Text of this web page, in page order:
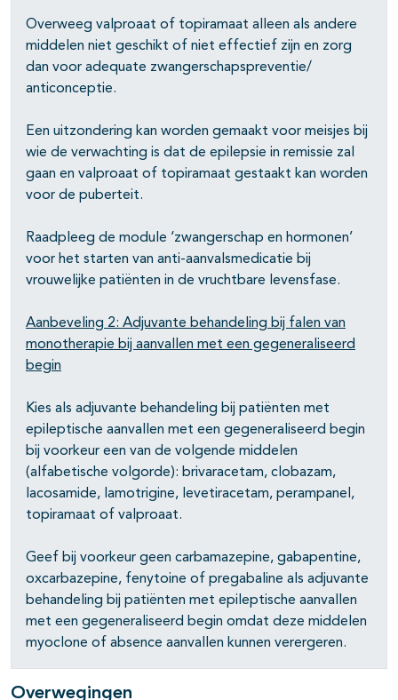
open- en dichtklappen
open- en dichtklappen
open- en dichtklappen
Overweeg valproaat of topiramaat alleen als andere
middelen niet geschikt of niet effectief zijn en zorg
dan voor adequate zwangerschapspreventie/
anticonceptie.
Een uitzondering kan worden gemaakt voor meisjes bij
wie de verwachting is dat de epilepsie in remissie zal
gaan en valproaat of topiramaat gestaakt kan worden
voor de puberteit.
Raadpleeg de module ‘zwangerschap en hormonen’
voor het starten van anti-aanvalsmedicatie bij
vrouwelijke patiënten in de vruchtbare levensfase.
Aanbeveling 2: Adjuvante behandeling bij falen van
monotherapie bij aanvallen met een gegeneraliseerd
begin
Kies als adjuvante behandeling bij patiënten met
epileptische aanvallen met een gegeneraliseerd begin
bij voorkeur een van de volgende middelen
(alfabetische volgorde): brivaracetam, clobazam,
lacosamide, lamotrigine, levetiracetam, perampanel,
topiramaat of valproaat.
Geef bij voorkeur geen carbamazepine, gabapentine,
oxcarbazepine, fenytoine of pregabaline als adjuvante
behandeling bij patiënten met epileptische aanvallen
met een gegeneraliseerd begin omdat deze middelen
myoclone of absence aanvallen kunnen verergeren.
Overwegingen